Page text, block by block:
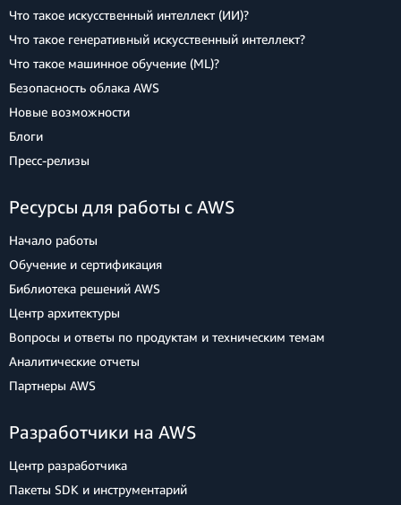
Что такое искусственный интеллект (ИИ)?
Что такое генеративный искусственный интеллект?
Что такое машинное обучение (ML)?
Безопасность облака AWS
Новые возможности
Блоги
Пресс‑релизы
Ресурсы для работы с AWS
Начало работы
Обучение и сертификация
Библиотека решений AWS
Центр архитектуры
Вопросы и ответы по продуктам и техническим темам
Аналитические отчеты
Партнеры AWS
Разработчики на AWS
Центр разработчика
Пакеты SDK и инструментарий